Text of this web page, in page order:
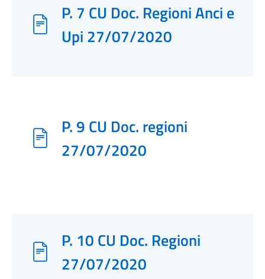
P. 7 CU Doc. Regioni Anci e
Upi 27/07/2020
P. 9 CU Doc. regioni
27/07/2020
P. 10 CU Doc. Regioni
27/07/2020